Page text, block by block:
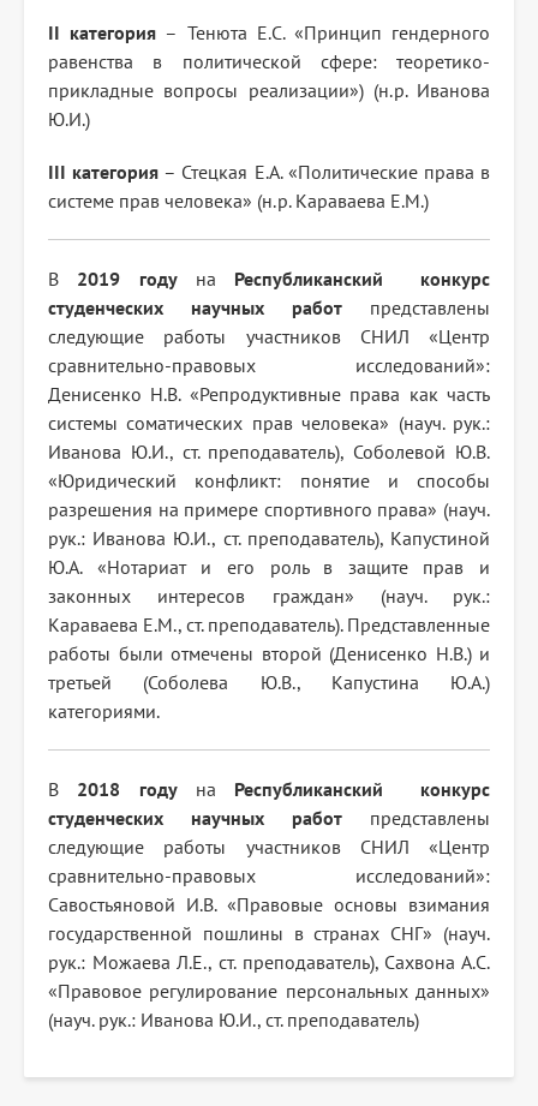
II категория – Тенюта Е.С. «Принцип гендерного
равенства в политической сфере: теоретико-
прикладные вопросы реализации») (н.р. Иванова
Ю.И.)
III категория – Стецкая Е.А. «Политические права в
системе прав человека» (н.р. Караваева Е.М.)
В 2019 годуна Республиканский конкурс
студенческих научных работ представлены
следующие работы участников СНИЛ «Центр
сравнительно-правовых исследований»:
Денисенко Н.В. «Репродуктивные права как часть
системы соматических прав человека» (науч. рук.:
Иванова Ю.И., ст. преподаватель), Соболевой Ю.В.
«Юридический конфликт: понятие и способы
разрешения на примере спортивного права» (науч.
рук.: Иванова Ю.И., ст. преподаватель), Капустиной
Ю.А. «Нотариат и его роль в защите прав и
законных интересов граждан» (науч. рук.:
Караваева Е.М., ст. преподаватель). Представленные
работы были отмечены второй (Денисенко Н.В.) и
третьей (Соболева Ю.В., Капустина Ю.А.)
категориями.
В 2018 годуна Республиканский конкурс
студенческих научных работ представлены
следующие работы участников СНИЛ «Центр
сравнительно-правовых исследований»:
Савостьяновой И.В. «Правовые основы взимания
государственной пошлины в странах СНГ» (науч.
рук.: Можаева Л.Е., ст. преподаватель), Сахвона А.С.
«Правовое регулирование персональных данных»
(науч. рук.: Иванова Ю.И., ст. преподаватель)